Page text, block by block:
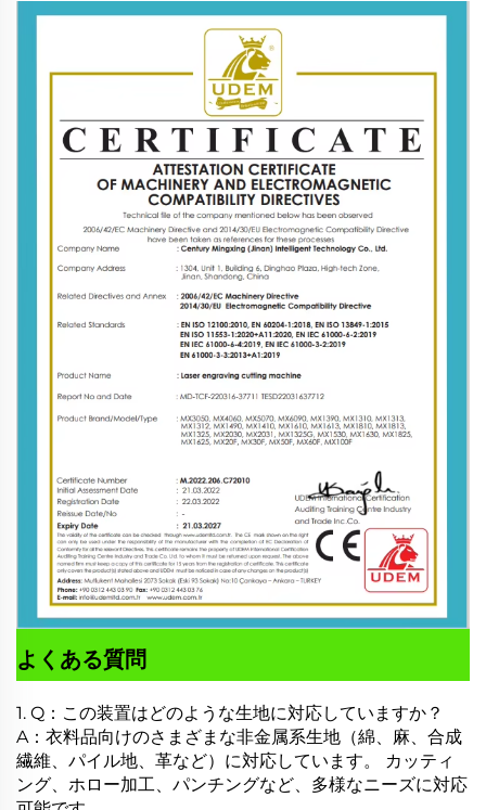
よくある質問
1. Q：この装置はどのような生地に対応していますか？
A：衣料品向けのさまざまな非金属系生地（綿、麻、合成
繊維、パイル地、革など）に対応しています。
カッティ
ング、ホロー加工、パンチングなど、多様なニーズに対応